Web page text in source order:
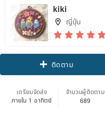
kiki
ญี่ปุ่น
ติดตาม
เตรียมจัดส่ง
ภายใน 1 อาทิตย์
จำนวนผู้ติดตาม
689